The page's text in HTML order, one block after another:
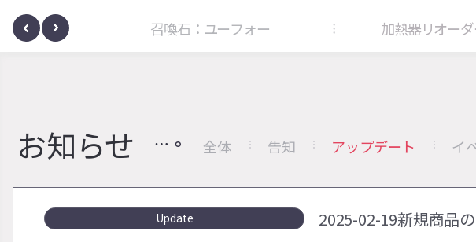
サノヴァ 召喚石：ユーフォー 加熱器リオー
お知らせ 全体 告知 アップデート イ
Update 2025-02-19新規商品